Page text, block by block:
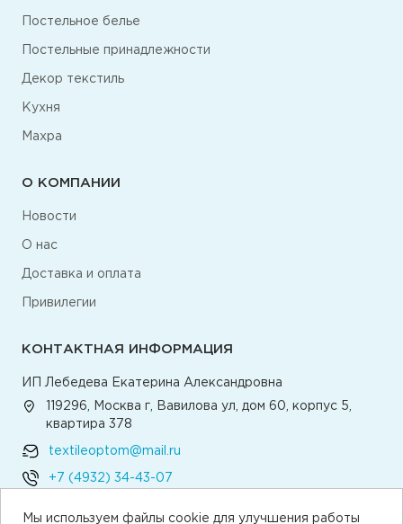
Мы используем файлы cookie для улучшения работы
Постельное белье
Постельные принадлежности
Декор текстиль
Кухня
Махра
О КОМПАНИИ
Новости
О нас
Доставка и оплата
Привилегии
КОНТАКТНАЯ ИНФОРМАЦИЯ
ИП Лебедева Екатерина Александровна
119296, Москва г, Вавилова ул, дом 60, корпус 5,
квартира 378
textileoptom@mail.ru
+7 (4932) 34-43-07